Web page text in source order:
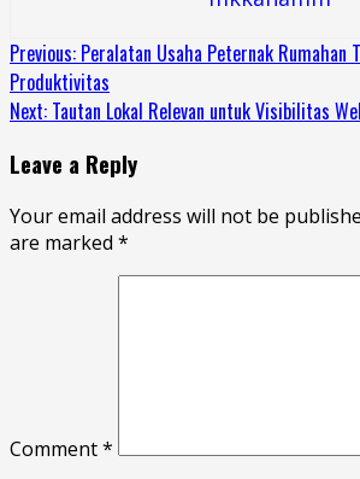
Continue
Reading
Previous: Peralatan Usaha Peternak Rumahan
Produktivitas
Next: Tautan Lokal Relevan untuk Visibilitas
Leave a Reply
Your email address will not be
are marked *
Comment*